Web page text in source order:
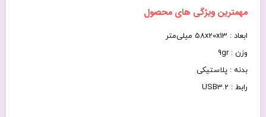
مهمترین ویژگی های محصول
ابعاد : 58x20x13 میلی‌متر
وزن : 9gr
بدنه : پلاستیکی
رابط‌ : USB3.2